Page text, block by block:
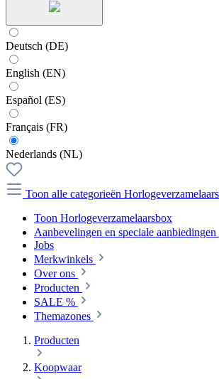
Deutsch (DE)
English (EN)
Español (ES)
Français (FR)
Nederlands (NL)
Toon alle categorieën
Toon Horlogeverzamelaarsbox
Aanbevelingen en speciale aanbiedingen
Jobs
Merkwinkels
Over ons
Producten
SALE %
Themazones
Producten
Koopwaar